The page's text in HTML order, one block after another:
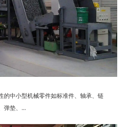
的中小型机械零件如标准件、轴承、链
弹垫、...